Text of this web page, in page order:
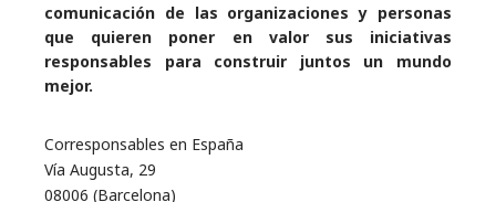
comunicación de las organizaciones y personas
que quieren poner en valor sus iniciativas
responsables para construir juntos un mundo
mejor.
Corresponsables en España
Vía Augusta, 29
08006 (Barcelona)